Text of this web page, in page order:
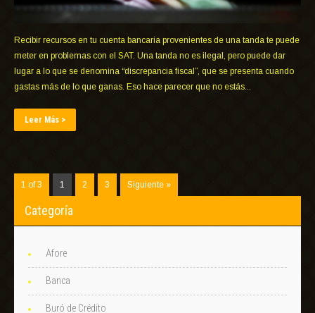
Recibir recursos en tu cuenta bancaria provenientes de una tanda te puede
meter en problemas con el SAT. Una tanda no es ilegal, pero puede dar
lugar a lo que se denomina “discrepancia fiscal”, que se presenta cuando
gastas más de lo que ganas. Eso hace parecer que no estás...
Leer Más >
1 of 3 1 2 3 Siguiente »
Categoría
Afore
Banca
Buró de Crédito